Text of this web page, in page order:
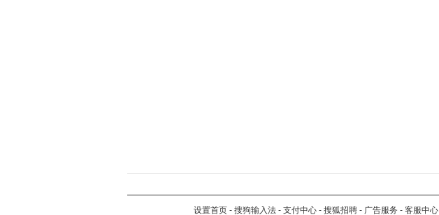
设置首页 - 搜狗输入法 - 支付中心 - 搜狐招聘 - 广告服务 - 客服中心